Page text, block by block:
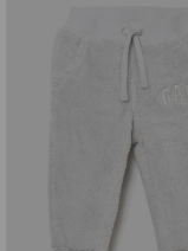
Camperas
Musculosas
Vestidos y
Camperas
Chalecos
Ropa interior
Camperas
Chalecos
Ropa interior
Pijamas
Camperas